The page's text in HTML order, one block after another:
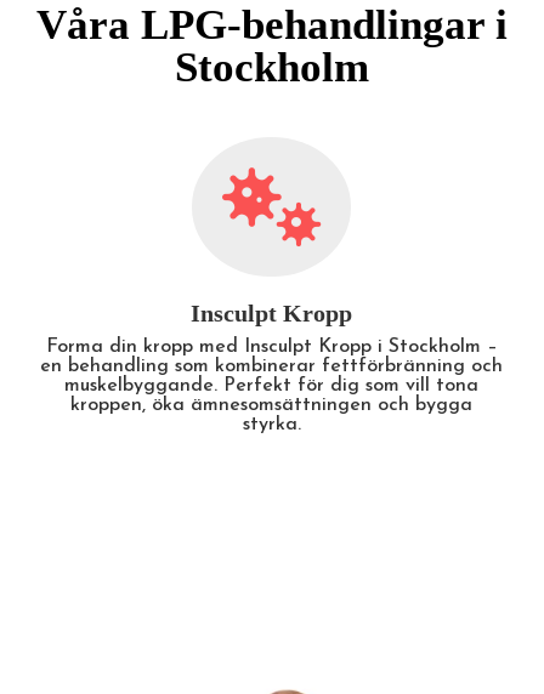
Våra LPG-behandlingar i
Stockholm

LPG-Behandling
Upplev fördelarna med LPG-behandling i
Stockholm – en skön och effektiv metod som
minskar celluliter, ökar cirkulationen och lindrar
muskelspänningar. Perfekt för både estetiska och
hälsorelaterade resultat.